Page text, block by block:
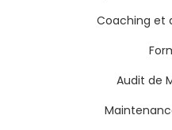
Coaching et
Audit de